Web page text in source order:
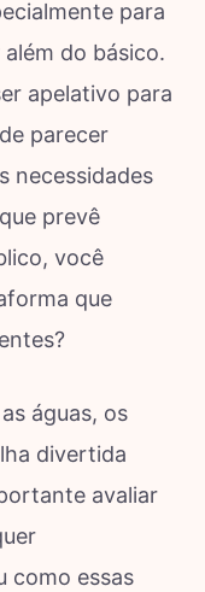
para
do básico.
apelativo para
parecer
necessidades
prevê
você
que
águas, os
divertida
avaliar
como essas